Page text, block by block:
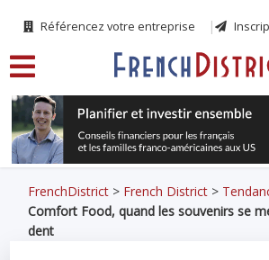
Référencez votre entreprise
FrenchDistrict > French District >
Comfort Food, quand les souvenirs se
dent